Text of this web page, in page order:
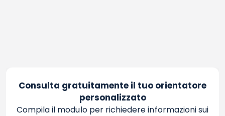
Consulta gratuitamente il tuo orientatore
personalizzato
Compila il modulo per richiedere informazioni sui